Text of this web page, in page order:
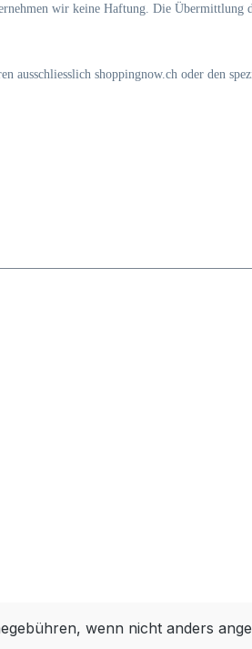
wir keine Haftung. Die Übermittlung
ausschliesslich shoppingnow.ch oder den
wenn nicht anders